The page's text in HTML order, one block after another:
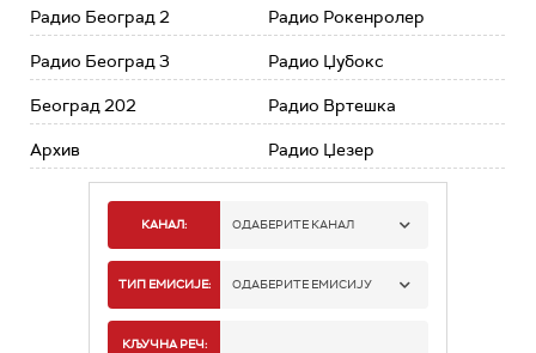
Радио Београд 2
Радио Београд 3
Београд 202
Архив
Радио Рокенролер
Радио Џубокс
Радио Вртешка
Радио Џезер
КАНАЛ: ОДАБЕРИТЕ КАНАЛ
РАДИО БЕОГРАД 1
ТИП ЕМИСИЈЕ: ОДАБЕРИТЕ ЕМИСИЈУ
КЉУЧНА РЕЧ: